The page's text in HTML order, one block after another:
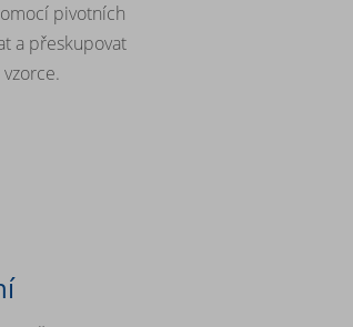
pivotních
a přeskupovat